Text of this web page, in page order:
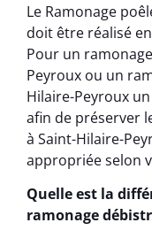
Le Ramonage
doit être réalisé
Pour un
Peyroux ou un
Hilaire-Peyroux
afin de préserver
à Saint-Hilaire-
appropriée selon
Quelle est la
ramonage